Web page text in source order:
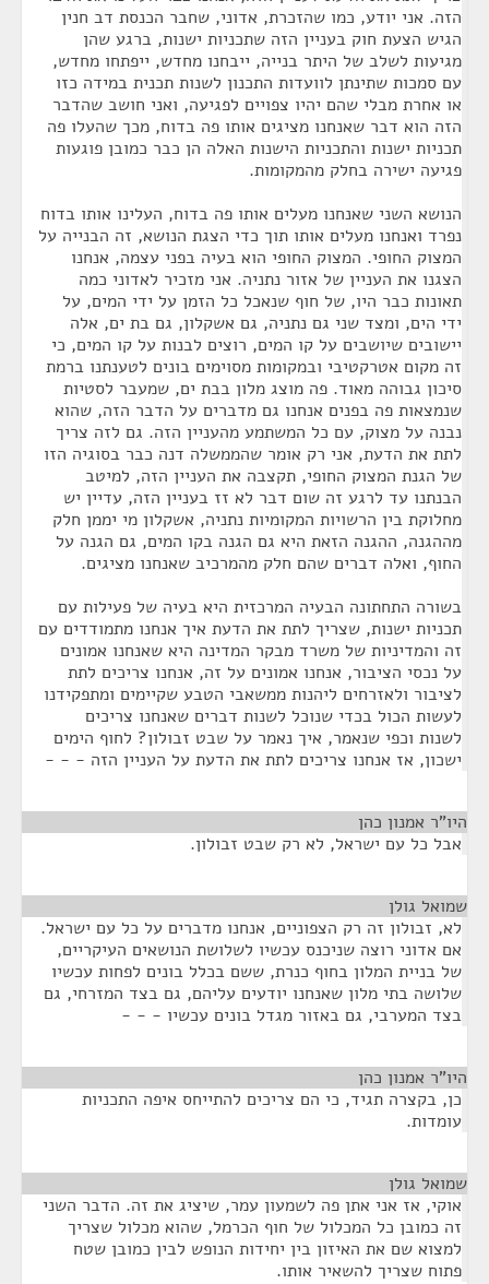
הזה. אני יודע, כמו שהזכרת, אדוני, שחבר הכנסת דב חנין
הגיש הצעת חוק בעניין הזה שתכניות ישנות, ברגע שהן
מגיעות לשלב של היתר בנייה, ייבחנו מחדש, ייפתחו מחדש,
עם סמכות שתינתן לוועדות התכנון לשנות תכנית במידה כזו
או אחרת מבלי שהם יהיו צפויים לפגיעה, ואני חושב שהדבר
הזה הוא דבר שאנחנו מציגים אותו פה בדוח, מכך שהעלו פה
תכניות ישנות והתכניות הישנות האלה הן כבר כמובן פוגעות
פגיעה ישירה בחלק מהמקומות.
הנושא השני שאנחנו מעלים אותו פה בדוח, העלינו אותו בדוח
נפרד ואנחנו מעלים אותו תוך כדי הצגת הנושא, זה הבנייה על
המצוק החופי. המצוק החופי הוא בעיה בפני עצמה, אנחנו
הצגנו את העניין של אזור נתניה. אני מזכיר לאדוני כמה
תאונות כבר היו, של חוף שנאכל כל הזמן על ידי המים, על
ידי הים, ומצד שני גם נתניה, גם אשקלון, גם בת ים, אלה
יישובים שיושבים על קו המים, רוצים לבנות על קו המים, כי
זה מקום אטרקטיבי ובמקומות מסוימים בונים לטענתנו ברמת
סיכון גבוהה מאוד. פה מוצג מלון בבת ים, שמעבר לסטיות
שנמצאות פה בפנים אנחנו גם מדברים על הדבר הזה, שהוא
נבנה על מצוק, עם כל המשתמע מהעניין הזה. גם לזה צריך
לתת את הדעת, אני רק אומר שהממשלה דנה כבר בסוגיה הזו
של הגנת המצוק החופי, תקצבה את העניין הזה, למיטב
הבנתנו עד לרגע זה שום דבר לא זז בעניין הזה, עדיין יש
מחלוקת בין הרשויות המקומיות נתניה, אשקלון מי יממן חלק
מההגנה, ההגנה הזאת היא גם הגנה בקו המים, גם הגנה על
החוף, ואלה דברים שהם חלק מהמרכיב שאנחנו מציגים.
בשורה התחתונה הבעיה המרכזית היא בעיה של פעילות עם
תכניות ישנות, שצריך לתת את הדעת איך אנחנו מתמודדים עם
זה והמדיניות של משרד מבקר המדינה היא שאנחנו אמונים
על נכסי הציבור, אנחנו אמונים על זה, אנחנו צריכים לתת
לציבור ולאזרחים ליהנות ממשאבי הטבע שקיימים ומתפקידנו
לעשות הכול בכדי שנוכל לשנות דברים שאנחנו צריכים
לשנות וכפי שנאמר, איך נאמר על שבט זבולון? לחוף הימים
ישכון, אז אנחנו צריכים לתת את הדעת על העניין הזה - - -
היו"ר אמנון כהן
אבל כל עם ישראל, לא רק שבט זבולון.
שמואל גולן
לא, זבולון זה רק הצפוניים, אנחנו מדברים על כל עם ישראל.
אם אדוני רוצה שניכנס עכשיו לשלושת הנושאים העיקריים,
של בניית המלון בחוף כנרת, ששם בכלל בונים לפחות עכשיו
שלושה בתי מלון שאנחנו יודעים עליהם, גם בצד המזרחי, גם
בצד המערבי, גם באזור מגדל בונים עכשיו - - -
היו"ר אמנון כהן
כן, בקצרה תגיד, כי הם צריכים להתייחס איפה התכניות
עומדות.
שמואל גולן
אוקי, אז אני אתן פה לשמעון עמר, שיציג את זה. הדבר השני
זה כמובן כל המכלול של חוף הכרמל, שהוא מכלול שצריך
למצוא שם את האיזון בין יחידות הנופש לבין כמובן שטח
פתוח שצריך להשאיר אותו.